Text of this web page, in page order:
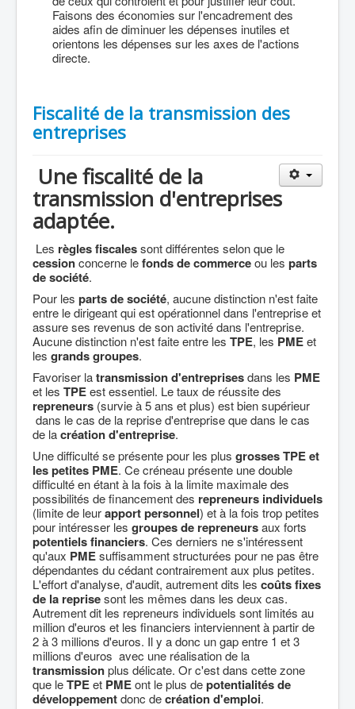
Faisons des économies sur l'encadrement des
aides afin de diminuer les dépenses inutiles et
orientons les dépenses sur les axes de l'actions
directe.
Fiscalité de la transmission des
entreprises
Une fiscalité de la
transmission d'entreprises
adaptée.
Les règles fiscalessont différentes selon que le
cessionconcerne lefonds de commerceou les parts
de société.
Pour les parts de société, aucune distinction n'est faite
entre le dirigeant qui est opérationnel dans l'entreprise et
assure ses revenus de son activité dans l'entreprise.
Aucune distinction n'est faite entre les TPE, les PMEet
les grands groupes.
Favoriser latransmission d'entreprisesdans les PME
et les TPEest essentiel. Le taux de réussite des
repreneurs (survie à 5 ans et plus) est bien supérieur
dans le cas de la reprise d'entreprise que dans le cas
de lacréation d'entreprise.
Une difficulté se présente pour les plus grosses TPE et
les petites PME. Ce créneau présente une double
difficulté en étant à la fois à la limite maximale des
possibilités de financement des repreneurs individuels
(limite de leurapport personnel) et à la fois trop petites
pour intéresser les groupes de repreneursaux forts
potentiels financiers. Ces derniers ne s'intéressent
qu'aux PMEsuffisamment structurées pour ne pas être
dépendantes du cédant contrairement aux plus petites.
L'effort d'analyse, d'audit, autrement dits les coûts fixes
de la reprisesont les mêmes dans les deux cas.
Autrement dit les repreneurs individuels sont limités au
million d'euros et les financiers interviennent à partir de
2 à 3 millions d'euros. Il y a donc un gap entre 1 et 3
millions d'euros avec une réalisation de la
transmissionplus délicate. Or c'est dans cette zone
que leTPEet PMEont le plus depotentialités de
développementdonc decréation d'emploi.